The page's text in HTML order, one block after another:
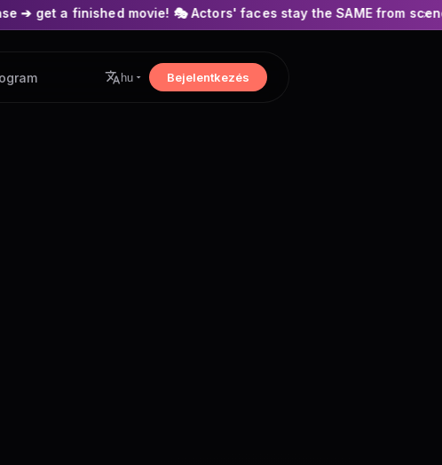
movie! 🎭 Actors' faces stay the SAME from scene to scene! ×
hu Bejelentkezés